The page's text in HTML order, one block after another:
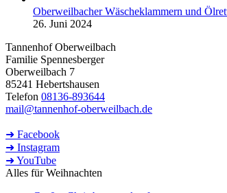
Oberweilbacher Wäscheklammern und
26. Juni 2024
Tannenhof Oberweilbach
Familie Spennesberger
Oberweilbach 7
85241 Hebertshausen
Telefon 08136-893644
mail@tannenhof-oberweilbach.de
➜ Facebook
➜ Instagram
➜ YouTube
Alles für Weihnachten